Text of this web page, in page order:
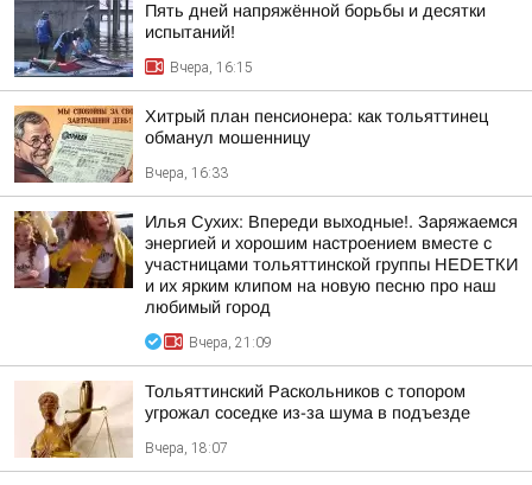
Пять дней напряжённой борьбы и десятки
испытаний!
Вчера, 16:15
Хитрый план пенсионера: как тольяттинец
обманул мошенницу
Вчера, 16:33
Илья Сухих: Впереди выходные!. Заряжаемся
энергией и хорошим настроением вместе с
участницами тольяттинской группы НЕDЕТКИ
и их ярким клипом на новую песню про наш
любимый город
Вчера, 21:09
Тольяттинский Раскольников с топором
угрожал соседке из-за шума в подъезде
Вчера, 18:07